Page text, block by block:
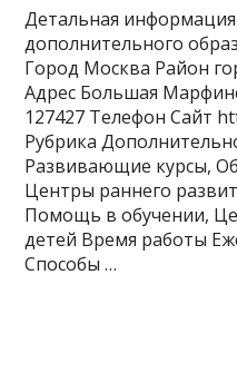
Детальная
дополнительного
Город Москва Район
Адрес Большая
127427 Телефон Сайт
Рубрика
Развивающие курсы,
Центры раннего
Помощь в обучении,
детей Время работы
Способы …